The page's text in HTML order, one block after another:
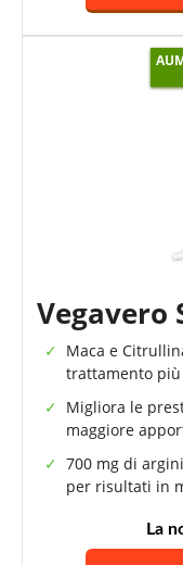
Vegavero
Maca e
trattamento
Migliora le
maggiore
700 mg di
per risultati in
La